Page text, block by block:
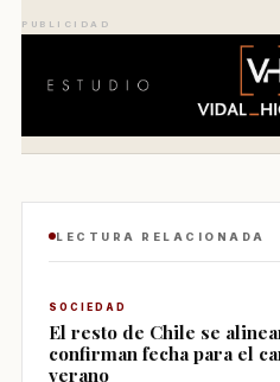
PUBLICIDAD
LECTURA RELACIONADA
SOCIEDAD
El resto de Chile se
confirman fecha para el
verano